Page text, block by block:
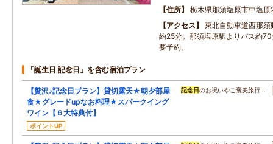
住所
栃木県那須塩原市中塩
アクセス
東北自動車道西那
約25分。那須塩原駅よりバス約
要予約。
「誕生日 記念日」を含む宿泊プラン
【贅沢♪記念日プラン】貸切露天★朝夕部屋
食★グレードupなお料理★スパークイング
ワイン【６大特典付】
ポイントUP
記念日のお祝いやご褒美旅行…